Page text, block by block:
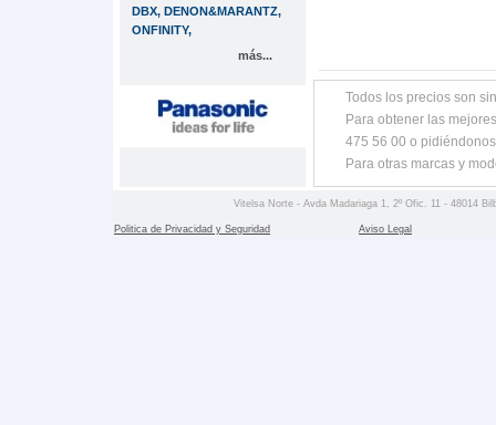
DBX, DENON&MARANTZ,
ONFINITY,
más...
Todos los precios son
Para obtener las
475 56 00 o
Para otras marcas y
Vitelsa Norte - Avda Madariaga 1, 2º Ofic. 11 - 48014
Politica de Privacidad y Seguridad Aviso Legal